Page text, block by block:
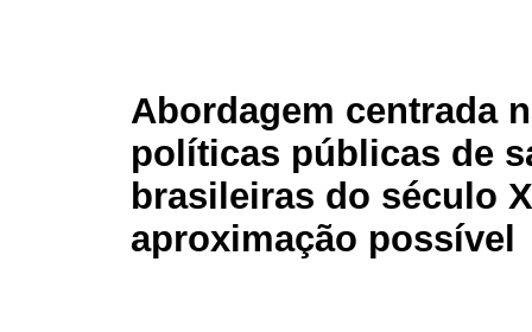
Abordagem centrada
políticas públicas de
brasileiras do século
aproximação possível